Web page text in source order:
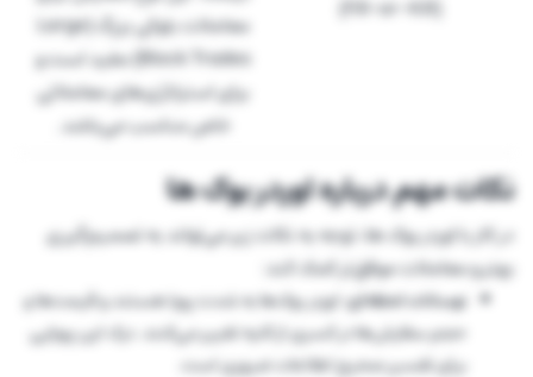
(Fill-or-Kill)
معاملات بلوکی بزرگ (Large
Block Trades) مفید است و
برای استراتژی‌های معاملاتی
خاص مناسب می‌باشد.
نکات مهم درباره اوردر بوک ها
در کار با اوردر بوک ها، توجه به نکات زیر می‌تواند به تصمیم‌گیری
بهتر و معاملات موفق‌تر کمک کند:
نوسانات لحظه‌ای:اوردر بوک‌ها به شدت پویا هستند و قیمت‌ها و
حجم سفارش‌ها در کسری از ثانیه تغییر می‌کنند. درک این پویایی
برای تفسیر صحیح اطلاعات ضروری است.